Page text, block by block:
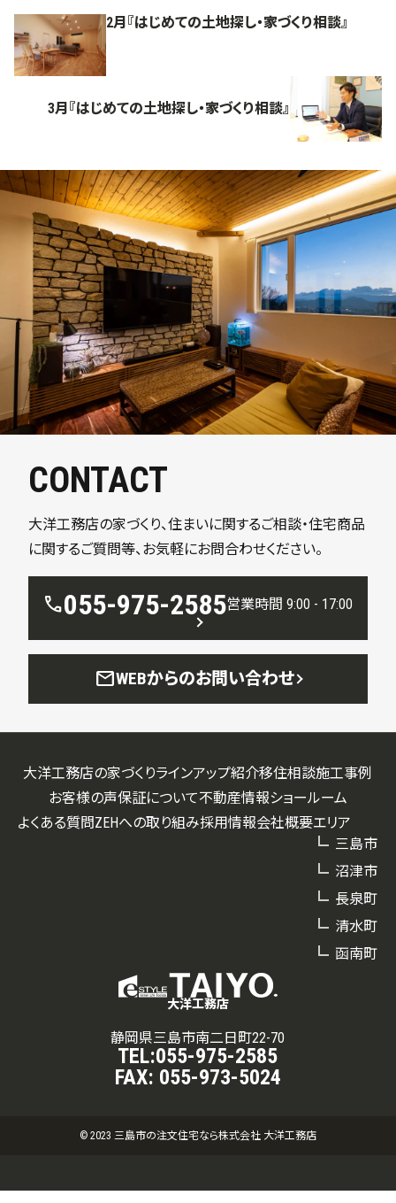
2月『はじめての土地探し・家づくり相談』
3月『はじめての土地探し・家づくり相談』
CONTACT
大洋工務店の家づくり、住まいに関するご相談・住宅商品
に関するご質問等、お気軽にお問合わせください。
call055-975-2585営業時間 9:00 - 17:00
mailWEBからのお問い合わせ
大洋工務店
静岡県三島市南二日町22-70
TEL:055-975-2585
FAX: 055-973-5024
大洋工務店の家づくりラインアップ紹介移住相談施工事例
お客様の声保証について不動産情報ショールーム
よくある質問ZEHへの取り組み採用情報会社概要エリア
三島市
沼津市
長泉町
清水町
函南町
© 2023 三島市の注文住宅なら株式会社 大洋工務店